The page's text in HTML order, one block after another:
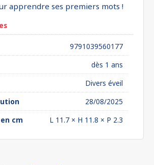
apprendre ses premiers mots !
9791039560177
dès 1 ans
Divers éveil
28/08/2025
cm
L 11.7 × H 11.8 × P 2.3